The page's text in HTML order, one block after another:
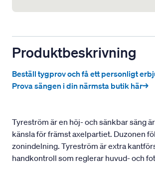
Produktbeskrivning
Beställ tygprov och få ett personligt
Prova sängen i din närmsta butik här→
Tyreström är en höj- och sänkbar säng
känsla för främst axelpartiet. Duzonen
zonindelning. Tyreström är extra
handkontroll som reglerar huvud- och